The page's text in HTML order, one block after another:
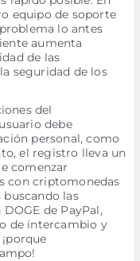
equipo de soporte
lo antes
aumenta
de las
seguridad de los
del
debe
personal, como
el registro lleva un
comenzar
con criptomonedas
las
de PayPal,
de intercambio y